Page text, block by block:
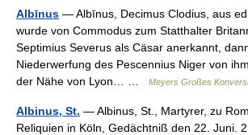
Albīnus — Albīnus, Decimus Clodius, aus
wurde von Commodus zum Statthalter
Septimius Severus als Cäsar anerkannt,
Niederwerfung des Pescennius Niger von
der Nähe von Lyon… …
Meyers Großes
Albinus, St. — Albinus, St., Martyrer, zu
Reliquien in Köln, Gedächtniß den 22. Juni.